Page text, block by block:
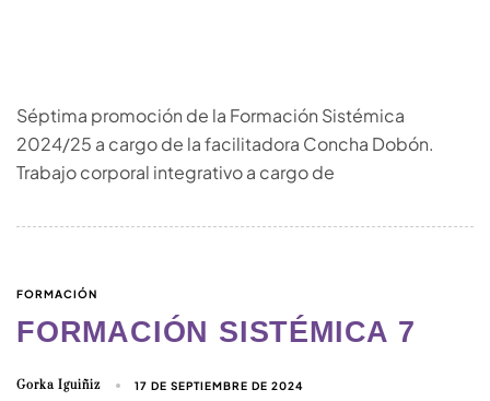
Séptima promoción de la Formación Sistémica
2024/25 a cargo de la facilitadora Concha Dobón.
Trabajo corporal integrativo a cargo de
FORMACIÓN
FORMACIÓN SISTÉMICA 7
Gorka Iguiñiz 17 DE SEPTIEMBRE DE 2024